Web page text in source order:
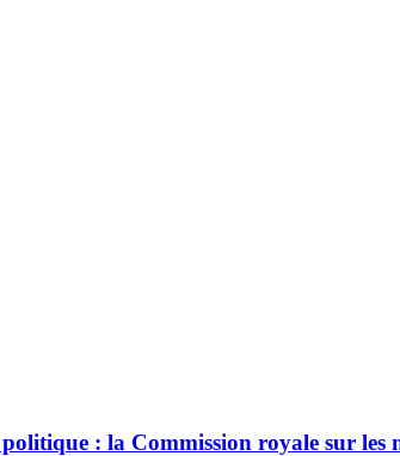
: la Commission royale sur